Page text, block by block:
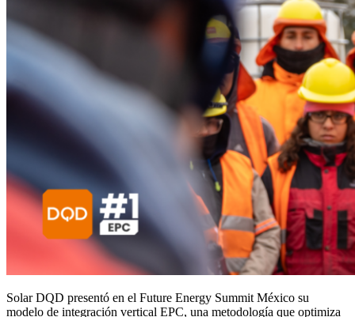
Solar DQD presentó en el Future Energy Summit México su
modelo de integración vertical EPC, una metodología que optimiza